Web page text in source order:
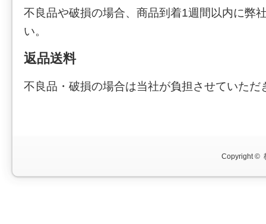
不良品や破損の場合、商品到着1週間以内に弊
い。
返品送料
不良品・破損の場合は当社が負担させていただ
Copyright ©